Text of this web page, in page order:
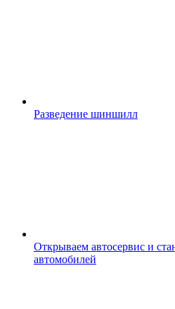
Разведение шиншилл
Открываем автосервис и
автомобилей